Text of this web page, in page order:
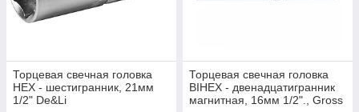
Торцевая свечная головка
HEX - шестигранник, 21мм
1/2" De&Li
Торцевая свечная головка
BIHEX - двенадцатигранник
магнитная, 16мм 1/2"., Gross